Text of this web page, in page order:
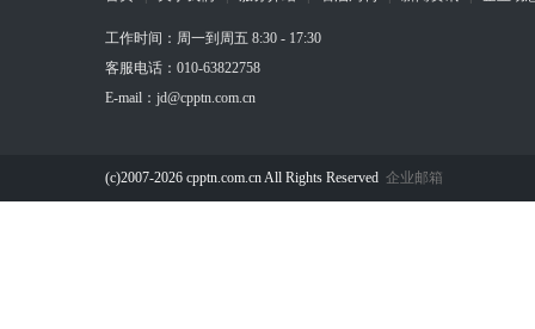
工作时间：周一到周五 8:30 - 17:30
客服电话：010-63822758
E-mail：jd@cpptn.com.cn
(c)2007-2026 cpptn.com.cn All Rights Reserved 企业邮箱